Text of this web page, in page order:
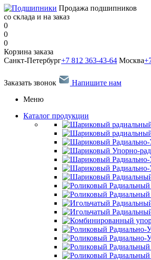
Продажа подшипников
со склада и на заказ
0
0
0
Корзина заказа
Санкт-Петербург+7 812 363-43-64 Москва
Заказать звонок
Напишите нам
Меню
Каталог продукции